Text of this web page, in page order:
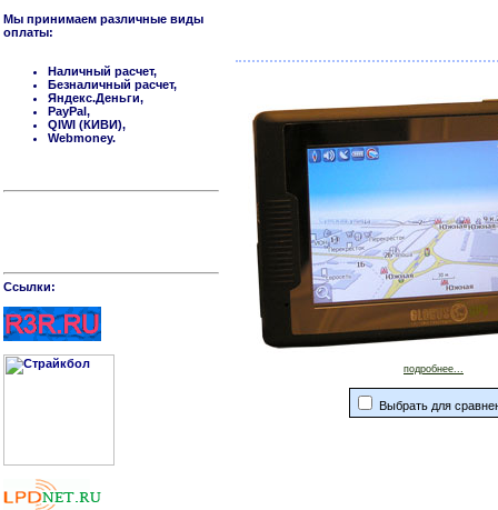
Мы принимаем различные виды
оплаты:
Наличный расчет,
Безналичный расчет,
Яндекс.Деньги,
PayPal,
QIWI (КИВИ),
Webmoney.
Cсылки:
подробнее...
Выбрать для